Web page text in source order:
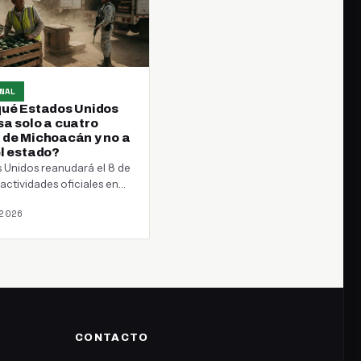
Estados Unidos
solo a cuatro
Michoacán y no a
estado?
Unidos reanudará el 8 de
oficiales en
CONTACTO